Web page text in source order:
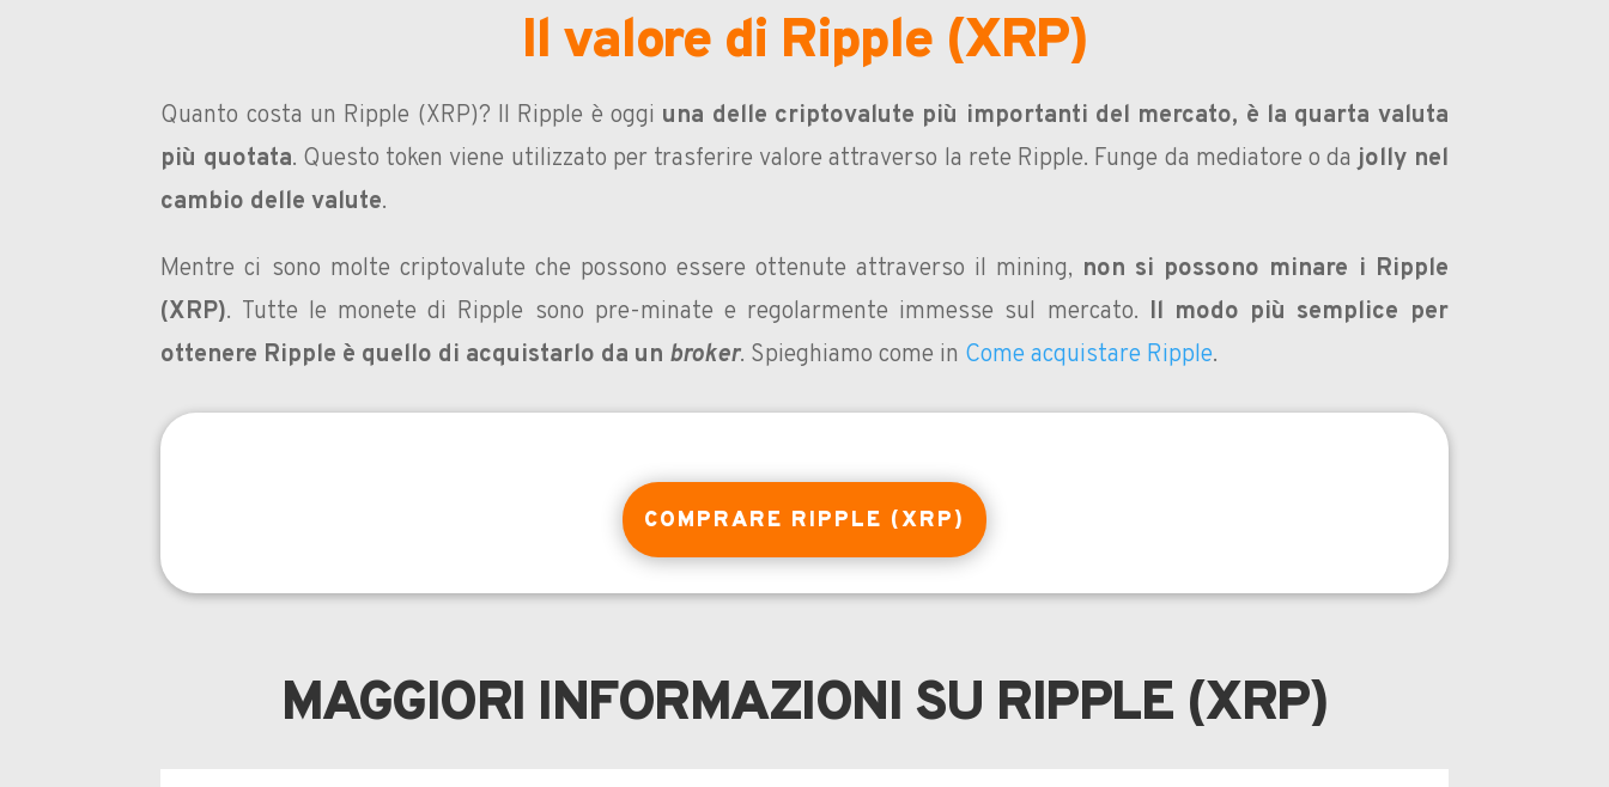
Il valore di Ripple (XRP)
Quanto costa un Ripple (XRP)? Il Ripple è oggi una delle criptovalute più importanti del mercato, è la quarta valuta
più quotata. Questo token viene utilizzato per trasferire valore attraverso la rete Ripple. Funge da mediatore o dajolly nel
cambio delle valute.
Mentre ci sono molte criptovalute che possono essere ottenute attraverso il mining, non si possono minare i Ripple
(XRP). Tutte le monete di Ripple sono pre-minate e regolarmente immesse sul mercato. Il modo più semplice per
ottenere Ripple è quello di acquistarlo da un broker. Spieghiamo come in Come acquistare Ripple.
COMPRARE RIPPLE (XRP)
MAGGIORI INFORMAZIONI SU RIPPLE (XRP)